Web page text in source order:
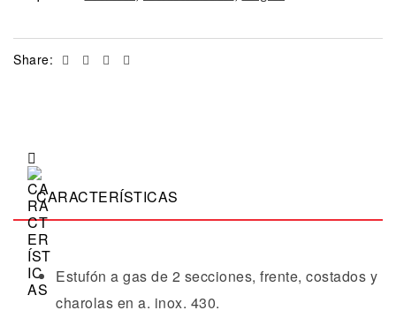
Share: Facebook
TwitterLinkedin
CARACTERÍSTICAS
Estufón a gas de 2 secciones, frente, costados y
charolas en a. inox. 430.